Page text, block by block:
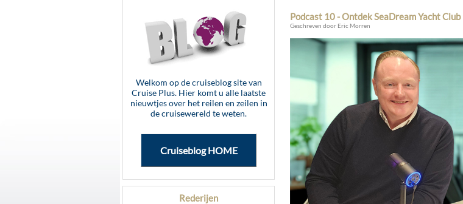
Welkom op de cruiseblog site van
Cruise Plus. Hier komt u alle laatste
nieuwtjes over het reilen en zeilen in
de cruisewereld te weten.
Cruiseblog HOME
Rederijen
Podcast 10 - Ontdek SeaDream Yacht
Geschreven door Eric Morren